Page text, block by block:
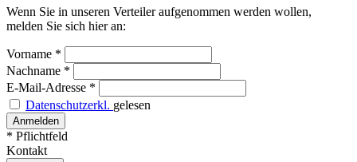
Wenn Sie in unseren Verteiler aufgenommen werden wollen,
melden Sie sich hier an:
Vorname *
Nachname *
E-Mail-Adresse *
Datenschutzerkl. gelesen
* Pflichtfeld
Kontakt